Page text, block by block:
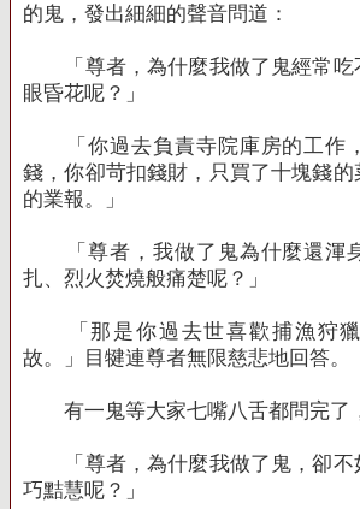
的鬼，發出細細的聲音問道：
「尊者，為什麼我做了鬼經常吃
眼昏花呢？」
「你過去負責寺院庫房的工作
錢，你卻苛扣錢財，只買了十塊錢
的業報。」
「尊者，我做了鬼為什麼還渾
扎、烈火焚燒般痛楚呢？」
「那是你過去世喜歡捕漁狩獵
故。」目犍連尊者無限慈悲地回答。
有一鬼等大家七嘴八舌都問完了
「尊者，為什麼我做了鬼，卻不
巧黠慧呢？」